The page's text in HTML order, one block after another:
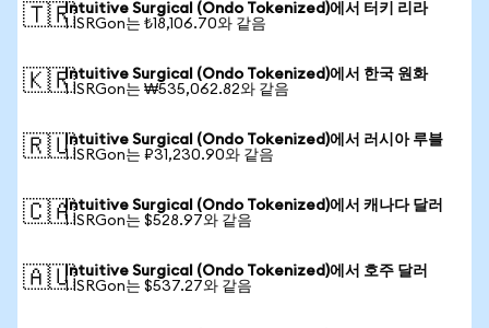
🇹🇷Intuitive Surgical (Ondo Tokenized)에서 터키 리라
1 ISRGon는 ₺18,106.70와 같음
🇰🇷Intuitive Surgical (Ondo Tokenized)에서 한국 원화
1 ISRGon는 ₩535,062.82와 같음
🇷🇺Intuitive Surgical (Ondo Tokenized)에서 러시아 루블
1 ISRGon는 ₽31,230.90와 같음
🇨🇦Intuitive Surgical (Ondo Tokenized)에서 캐나다 달러
1 ISRGon는 $528.97와 같음
🇦🇺Intuitive Surgical (Ondo Tokenized)에서 호주 달러
1 ISRGon는 $537.27와 같음